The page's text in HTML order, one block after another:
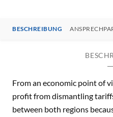
BESCHREIBUNG
From an economic point of
profit from dismantling
between both regions